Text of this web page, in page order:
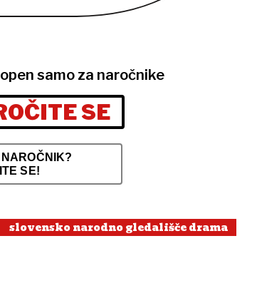
samo za naročnike
SE
SE!
slovensko narodno gledališče drama